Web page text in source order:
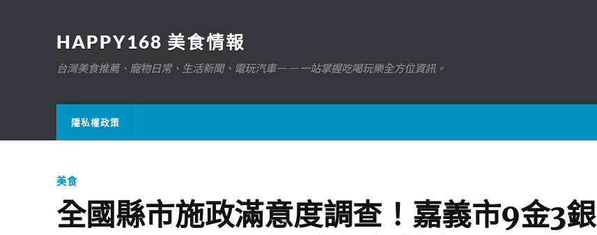
HAPPY168 美食情報
台灣美食推薦、寵物日常、生活新聞、電玩汽車——一站掌握吃喝玩樂全方位資訊。
隱私權政策
美食
全國縣市施政滿意度調查！嘉義市9金3銀